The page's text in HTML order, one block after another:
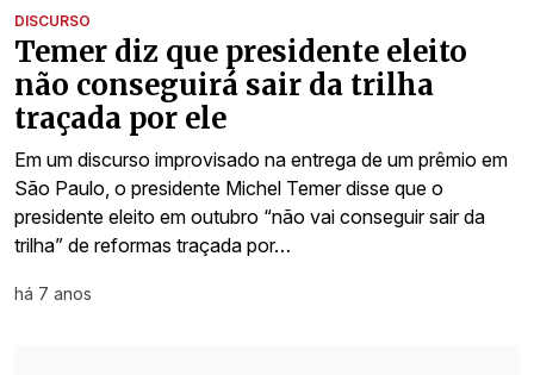
DISCURSO
Temer diz que presidente eleito
não conseguirá sair da trilha
traçada por ele
Em um discurso improvisado na entrega de um prêmio em
São Paulo, o presidente Michel Temer disse que o
presidente eleito em outubro “não vai conseguir sair da
trilha” de reformas traçada por…
há 7 anos